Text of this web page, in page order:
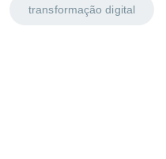
transformação digital